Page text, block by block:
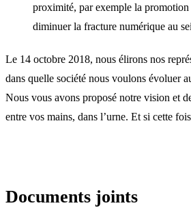
proximité, par exemple la
diminuer la fracture numérique au
Le 14 octobre 2018, nous élirons nos
dans quelle société nous voulons évoluer
Nous vous avons proposé notre vision et
entre vos mains, dans l’urne. Et si cette
Documents joints